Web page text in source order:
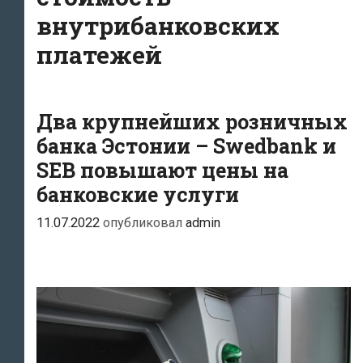
внутрибанковских
платежей
Два крупнейших розничных
банка Эстонии – Swedbank и
SEB повышают цены на
банковские услуги
11.07.2022 опубликовал admin